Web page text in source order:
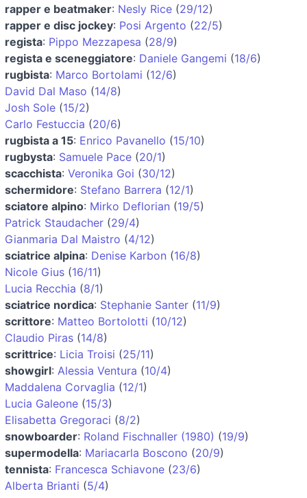
rapper e beatmaker: Nesly Rice (29/12)
rapper e disc jockey: Posi Argento (22/5)
regista: Pippo Mezzapesa (28/9)
regista e sceneggiatore: Daniele Gangemi (18/6)
rugbista: Marco Bortolami (12/6)
David Dal Maso (14/8)
Josh Sole (15/2)
Carlo Festuccia (20/6)
rugbista a 15: Enrico Pavanello (15/10)
rugbysta: Samuele Pace (20/1)
scacchista: Veronika Goi (30/12)
schermidore: Stefano Barrera (12/1)
sciatore alpino: Mirko Deflorian (19/5)
Patrick Staudacher (29/4)
Gianmaria Dal Maistro (4/12)
sciatrice alpina: Denise Karbon (16/8)
Nicole Gius (16/11)
Lucia Recchia (8/1)
sciatrice nordica: Stephanie Santer (11/9)
scrittore: Matteo Bortolotti (10/12)
Claudio Piras (14/8)
scrittrice: Licia Troisi (25/11)
showgirl: Alessia Ventura (10/4)
Maddalena Corvaglia (12/1)
Lucia Galeone (15/3)
Elisabetta Gregoraci (8/2)
snowboarder: Roland Fischnaller (1980) (19/9)
supermodella: Mariacarla Boscono (20/9)
tennista: Francesca Schiavone (23/6)
Alberta Brianti (5/4)